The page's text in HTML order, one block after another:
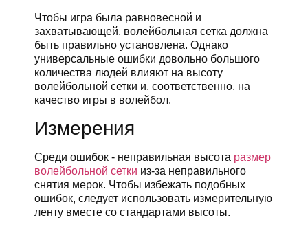
Чтобы игра была равновесной и
захватывающей, волейбольная сетка должна
быть правильно установлена. Однако
универсальные ошибки довольно большого
количества людей влияют на высоту
волейбольной сетки и, соответственно, на
качество игры в волейбол.
Измерения
Среди ошибок - неправильная высота размер
волейбольной сетки из-за неправильного
снятия мерок. Чтобы избежать подобных
ошибок, следует использовать измерительную
ленту вместе со стандартами высоты.